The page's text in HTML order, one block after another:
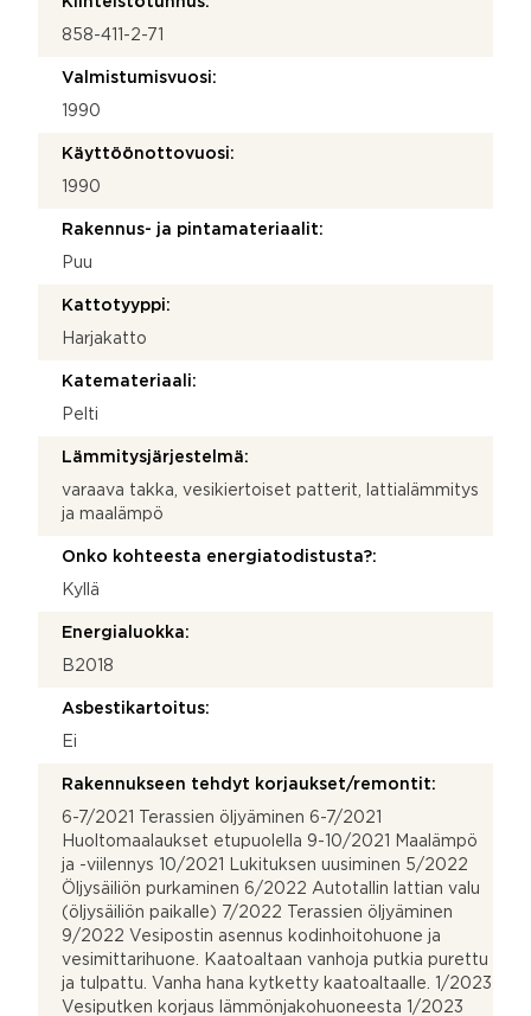
858-411-2-71
Valmistumisvuosi:
1990
Käyttöönottovuosi:
1990
Rakennus- ja pintamateriaalit:
Puu
Kattotyyppi:
Harjakatto
Katemateriaali:
Pelti
Lämmitysjärjestelmä:
varaava takka, vesikiertoiset patterit, lattialämmitys
ja maalämpö
Onko kohteesta energiatodistusta?:
Kyllä
Energialuokka:
B2018
Asbestikartoitus:
Ei
Rakennukseen tehdyt korjaukset/remontit:
6-7/2021 Terassien öljyäminen 6-7/2021
Huoltomaalaukset etupuolella 9-10/2021 Maalämpö
ja -viilennys 10/2021 Lukituksen uusiminen 5/2022
Öljysäiliön purkaminen 6/2022 Autotallin lattian valu
(öljysäiliön paikalle) 7/2022 Terassien öljyäminen
9/2022 Vesipostin asennus kodinhoitohuone ja
vesimittarihuone. Kaatoaltaan vanhoja putkia purettu
ja tulpattu. Vanha hana kytketty kaatoaltaalle. 1/2023
Vesiputken korjaus lämmönjakohuoneesta 1/2023